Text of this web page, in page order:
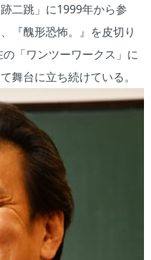
二跳」に1999年から参
『醜形恐怖。』を皮切り
「ワンツーワークス」に
舞台に立ち続けている。